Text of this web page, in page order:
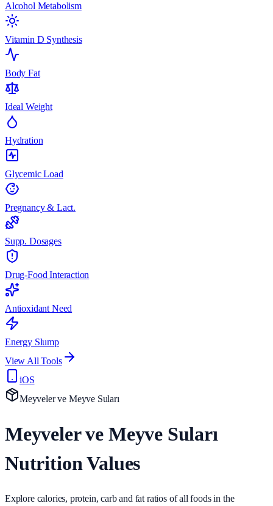
Alcohol Metabolism
Vitamin D Synthesis
Body Fat
Ideal Weight
Hydration
Glycemic Load
Pregnancy & Lact.
Supp. Dosages
Drug-Food Interaction
Antioxidant Need
Energy Slump
View All Tools
iOS
Meyveler ve Meyve Suları
Meyveler ve Meyve Suları
Nutrition Values
Explore calories, protein, carb and fat ratios of all foods in the